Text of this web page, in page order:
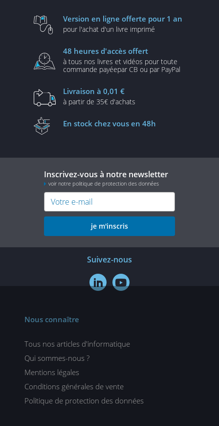
Version en ligne offerte pour 1 an
pour l'achat d'un livre imprimé
48 heures d'accès offert
à tous nos livres et vidéos pour toute
commande payéepar CB ou par PayPal
Livraison à 0,01 €
à partir de 35€ d'achats
En stock chez vous en 48h
Inscrivez-vous à notre newsletter
voir notre politique de protection des données
je m'inscris
Suivez-nous
 
Nous connaître
Tous nos articles d'informatique
Qui sommes-nous ?
Mentions légales
Conditions générales de vente
Politique de protection des données